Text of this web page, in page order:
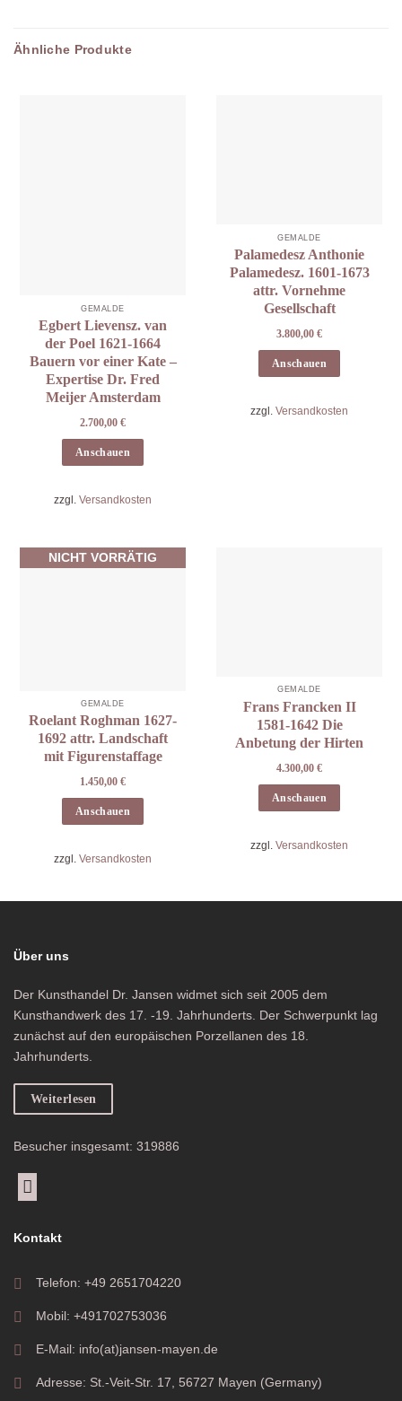
Ähnliche Produkte
GEMÄLDE
Egbert Lievensz. van
der Poel 1621-1664
Bauern vor einer Kate –
Expertise Dr. Fred
Meijer Amsterdam
2.700,00 €
Anschauen
zzgl. Versandkosten
GEMÄLDE
Palamedesz Anthonie
Palamedesz. 1601-1673
attr. Vornehme
Gesellschaft
3.800,00 €
Anschauen
zzgl. Versandkosten
NICHT VORRÄTIG
GEMÄLDE
Roelant Roghman 1627-
1692 attr. Landschaft
mit Figurenstaffage
1.450,00 €
Anschauen
zzgl. Versandkosten
GEMÄLDE
Frans Francken II
1581-1642 Die
Anbetung der Hirten
4.300,00 €
Anschauen
zzgl. Versandkosten
Über uns
Der Kunsthandel Dr. Jansen widmet sich seit 2005 dem
Kunsthandwerk des 17. -19. Jahrhunderts. Der Schwerpunkt lag
zunächst auf den europäischen Porzellanen des 18.
Jahrhunderts.
Weiterlesen
Besucher insgesamt: 319886
Kontakt
Telefon: +49 2651704220
Mobil: +491702753036
E-Mail: info(at)jansen-mayen.de
Adresse: St.-Veit-Str. 17, 56727 Mayen (Germany)